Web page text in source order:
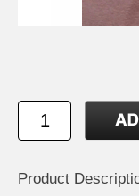
Product